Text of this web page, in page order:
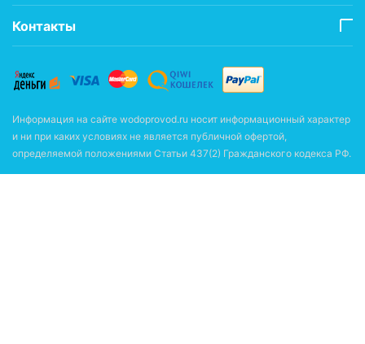
Контакты
Информация на сайте wodoprovod.ru носит информационный характер
и ни при каких условиях не является публичной офертой,
определяемой положениями Статьи 437(2) Гражданского кодекса РФ.